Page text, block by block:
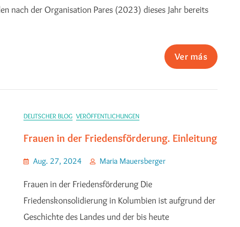
nach der Organisation Pares (2023) dieses Jahr bereits
Ver más
DEUTSCHER BLOG VERÖFFENTLICHUNGEN
Frauen in der Friedensförderung. Einleitung
Aug. 27, 2024 Maria Mauersberger
Frauen in der Friedensförderung Die
Friedenskonsolidierung in Kolumbien ist aufgrund der
Geschichte des Landes und der bis heute